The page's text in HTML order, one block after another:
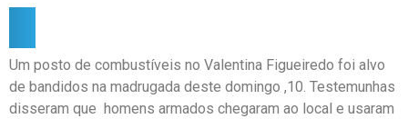
Um posto de combustíveis no Valentina Figueiredo foi alvo
de bandidos na madrugada deste domingo ,10. Testemunhas
disseram que homens armados chegaram ao local e usaram